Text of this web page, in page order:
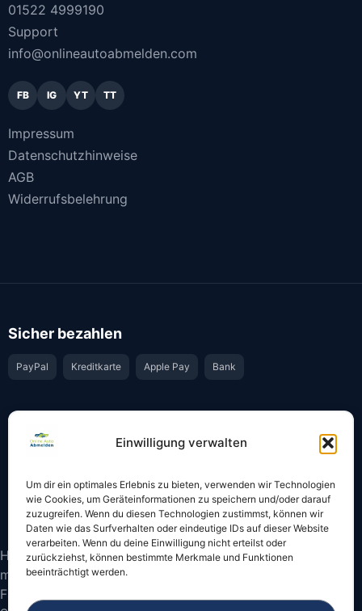
Einwilligung verwalten
Um dir ein optimales Erlebnis zu bieten, verwenden wir Technologien
wie Cookies, um Geräteinformationen zu speichern und/oder darauf
zuzugreifen. Wenn du diesen Technologien zustimmst, können wir
Daten wie das Surfverhalten oder eindeutige IDs auf dieser Website
verarbeiten. Wenn du deine Einwilligung nicht erteilst oder
zurückziehst, können bestimmte Merkmale und Funktionen
beeinträchtigt werden.
01522 4999190
Support
info@onlineautoabmelden.com
FB IG YT TT
Impressum
Datenschutzhinweise
AGB
Widerrufsbelehrung
Sicher bezahlen
PayPal Kreditkarte Apple Pay Bank
Bestätigung per E-Mail Support per WhatsApp
Hinweis: Die Online-Abmeldung ist nicht in allen Fällen
möglich. Bitte prüfen Sie vor dem Start, ob
Fahrzeugschein und Kennzeichen onlinefähige